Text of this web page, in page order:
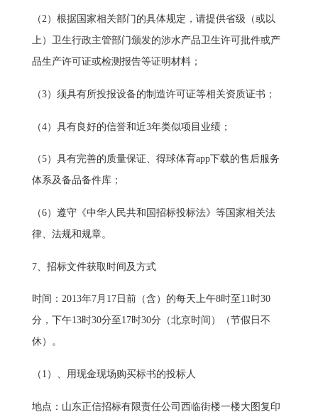
（2）根据国家相关部门的具体规定，请提供省级（或以
上）卫生行政主管部门颁发的涉水产品卫生许可批件或产
品生产许可证或检测报告等证明材料；
（3）须具有所投报设备的制造许可证等相关资质证书；
（4）具有良好的信誉和近3年类似项目业绩；
（5）具有完善的质量保证、得球体育app下载的售后服务
体系及备品备件库；
（6）遵守《中华人民共和国招标投标法》等国家相关法
律、法规和规章。
7、招标文件获取时间及方式
时间：2013年7月17日前（含）的每天上午8时至11时30
分，下午13时30分至17时30分（北京时间）（节假日不
休）。
（1）、用现金现场购买标书的投标人
地点：山东正信招标有限责任公司西临街楼一楼大图复印